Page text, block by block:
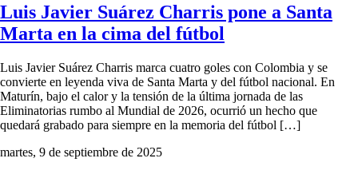
Luis Javier Suárez Charris pone a Santa
Marta en la cima del fútbol
Luis Javier Suárez Charris marca cuatro goles con Colombia y se
convierte en leyenda viva de Santa Marta y del fútbol nacional. En
Maturín, bajo el calor y la tensión de la última jornada de las
Eliminatorias rumbo al Mundial de 2026, ocurrió un hecho que
quedará grabado para siempre en la memoria del fútbol […]
martes, 9 de septiembre de 2025